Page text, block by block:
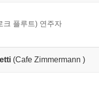
크 플루트) 연주자
(Cafe Zimmermann )